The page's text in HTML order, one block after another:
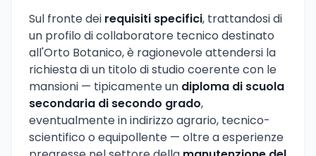
Sul fronte dei requisiti specifici, trattandosi di
un profilo di collaboratore tecnico destinato
all'Orto Botanico, è ragionevole attendersi la
richiesta di un titolo di studio coerente con le
mansioni — tipicamente un diploma di scuola
secondaria di secondo grado,
eventualmente in indirizzo agrario, tecnico-
scientifico o equipollente — oltre a esperienze